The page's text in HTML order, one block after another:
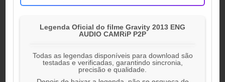
Legenda Oficial do filme Gravity 2013 ENG
AUDIO CAMRiP P2P
Todas as legendas disponíveis para download são
testadas e verificadas, garantindo sincronia,
precisão e qualidade.